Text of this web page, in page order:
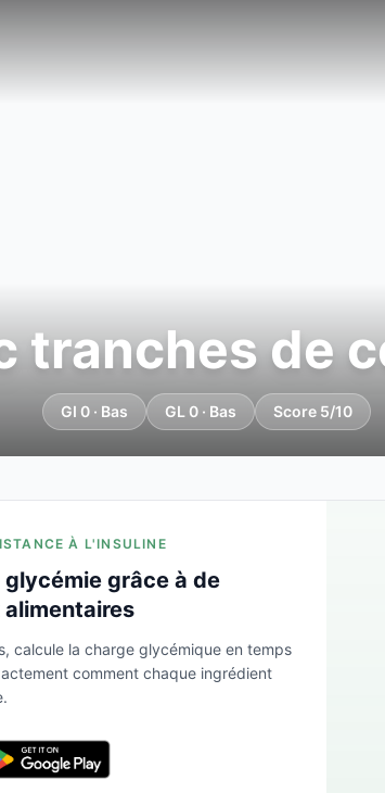
tranches de
GI 0 · Bas GL 0 · Bas Score 5/10
À L'INSULINE
glycémie grâce à de
calcule la charge glycémique en temps
comment chaque ingrédient